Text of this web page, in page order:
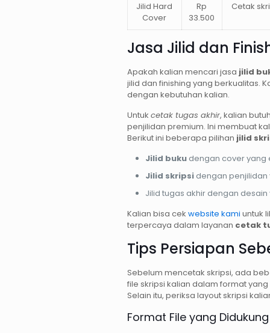
Jilid Hard
Cover
Rp
33.500
Cetak
Jasa Jilid dan
Apakah kalian mencari jasa jilid
jilid dan finishing yang berkualitas.
dengan kebutuhan kalian.
Untuk cetak tugas akhir, kalian
penjilidan premium. Ini membuat
Berikut ini beberapa pilihan jilid
Jilid bukudengan cover yang
Jilid skripsidengan penjilidan
Jilid tugas akhir dengan
Kalian bisa cek website kami untuk
terpercaya dalam layanan cetak
Tips Persiapan
Sebelum mencetak skripsi, ada
file skripsi kalian dalam format
Selain itu, periksa layout skripsi
Format File yang Didukung